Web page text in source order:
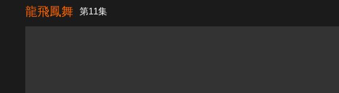
龍飛鳳舞 第11集